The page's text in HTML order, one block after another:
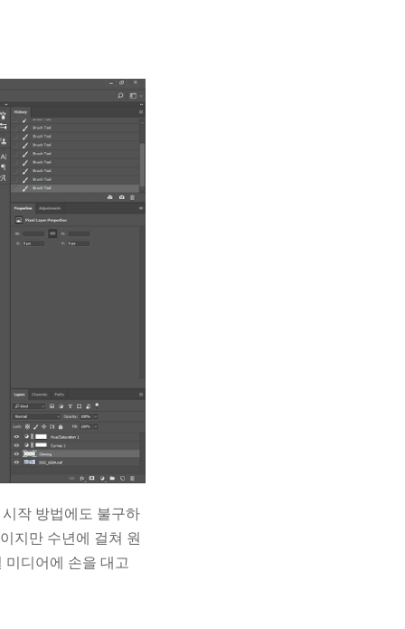
작 방법에도 불구하
지만 수년에 걸쳐 원
디어에 손을 대고